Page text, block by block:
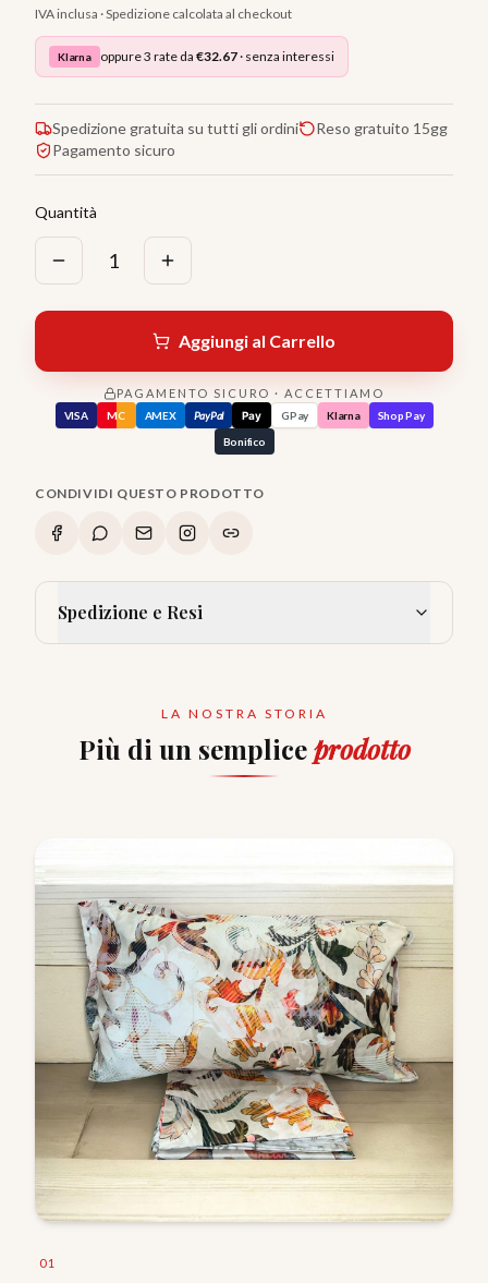
IVA inclusa · Spedizione calcolata al checkout
Klarna oppure 3 rate da €32.67· senza interessi
Spedizione gratuita su tutti gli ordini
Reso gratuito 15gg
Pagamento sicuro
Quantità
1
Aggiungi al Carrello
PAGAMENTO SICURO · ACCETTIAMO
VISA MC AMEX PayPal Pay GPay Klarna
Shop Pay
Bonifico
CONDIVIDI QUESTO PRODOTTO
Spedizione e Resi
LA NOSTRA STORIA
Più di un sempliceprodotto
01